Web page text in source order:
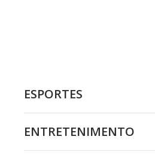
ESPORTES
ENTRETENIMENTO